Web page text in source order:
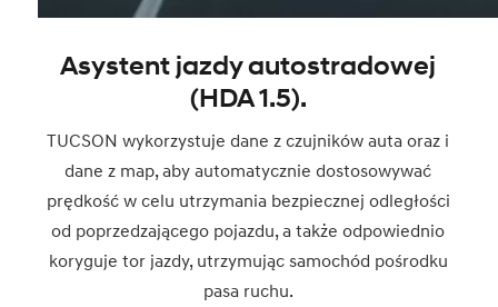
Asystent jazdy autostradowej
(HDA 1.5).
TUCSON wykorzystuje dane z czujników auta oraz i
dane z map, aby automatycznie dostosowywać
prędkość w celu utrzymania bezpiecznej odległości
od poprzedzającego pojazdu, a także odpowiednio
koryguje tor jazdy, utrzymując samochód pośrodku
pasa ruchu.